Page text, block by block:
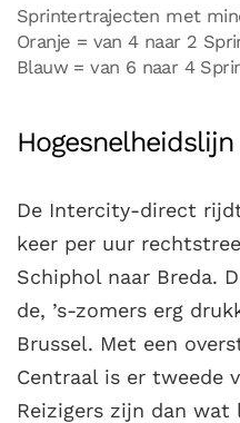
Sprintertrajecten met
Oranje = van 4 naar 2
Blauw = van 6 naar 4
Hogesnelheidslijn
De Intercity-direct
keer per uur
Schiphol naar Breda.
de, ’s-zomers erg
Brussel. Met een
Centraal is er tweede
Reizigers zijn dan wat